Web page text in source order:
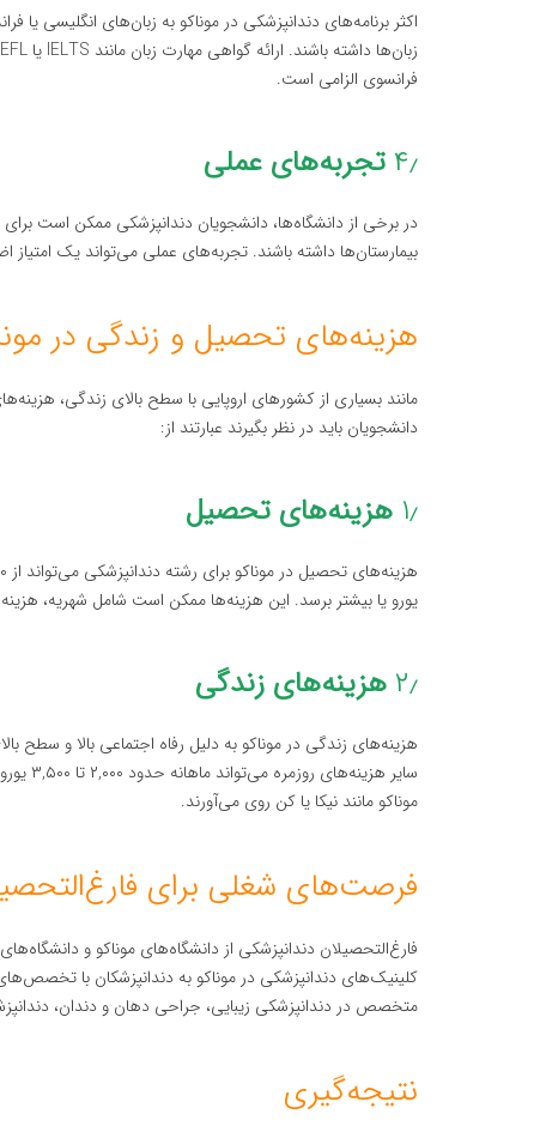
اکثر برنامه‌های دندانپزشکی در موناکو به زبان‌های انگلیسی
فرانسوی الزامی است.
۴٫ تجربه‌های عملی
در برخی از دانشگاه‌ها، دانشجویان دندانپزشکی ممکن است
بیمارستان‌ها داشته باشند. تجربه‌های عملی می‌تواند یک امتیاز
هزینه‌های تحصیل و زندگی در
مانند بسیاری از کشورهای اروپایی با سطح بالای زندگی،
دانشجویان باید در نظر بگیرند عبارتند از:
۱٫ هزینه‌های تحصیل
یورو یا بیشتر برسد. این هزینه‌ها ممکن است شامل شهریه،
۲٫ هزینه‌های زندگی
هزینه‌های زندگی در موناکو به دلیل رفاه اجتماعی بالا و سطح
سایر
موناکو مانند نیکا یا کن روی می‌آورند.
فرصت‌های شغلی برای
فارغ‌التحصیلان دندانپزشکی از دانشگاه‌های موناکو و
کلینیک‌های دندانپزشکی در موناکو به دندانپزشکان با
متخصص در دندانپزشکی زیبایی، جراحی دهان و دندان،
نتیجه‌گیری